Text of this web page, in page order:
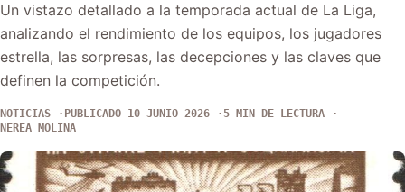
Un vistazo detallado a la temporada actual de La Liga,
analizando el rendimiento de los equipos, los jugadores
estrella, las sorpresas, las decepciones y las claves que
definen la competición.
NOTICIAS PUBLICADO 10 JUNIO 2026
5 MIN DE LECTURA
NEREA MOLINA